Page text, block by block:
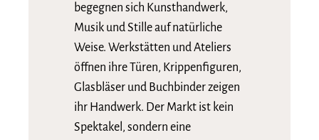
begegnen sich Kunsthandwerk,
Musik und Stille auf natürliche
Weise. Werkstätten und Ateliers
öffnen ihre Türen, Krippenfiguren,
Glasbläser und Buchbinder zeigen
ihr Handwerk. Der Markt ist kein
Spektakel, sondern eine